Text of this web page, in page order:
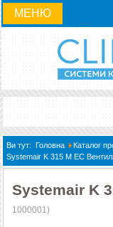
МЕНЮ
Ви тут: Головна Каталог
Systemair K 315 M EC
Systemair K
1000001)